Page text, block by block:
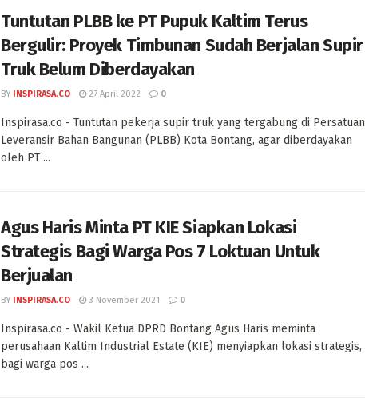
Tuntutan PLBB ke PT Pupuk Kaltim Terus
Bergulir: Proyek Timbunan Sudah Berjalan Supir
Truk Belum Diberdayakan
BY INSPIRASA.CO 27 April 2022 0
Inspirasa.co - Tuntutan pekerja supir truk yang tergabung di Persatuan
Leveransir Bahan Bangunan (PLBB) Kota Bontang, agar diberdayakan
oleh PT ...
Agus Haris Minta PT KIE Siapkan Lokasi
Strategis Bagi Warga Pos 7 Loktuan Untuk
Berjualan
BY INSPIRASA.CO 3 November 2021 0
Inspirasa.co - Wakil Ketua DPRD Bontang Agus Haris meminta
perusahaan Kaltim Industrial Estate (KIE) menyiapkan lokasi strategis,
bagi warga pos ...